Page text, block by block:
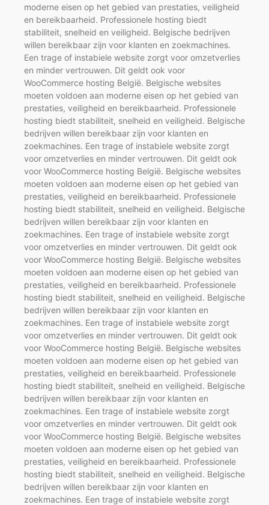
moderne eisen op het gebied van prestaties, veiligheid
en bereikbaarheid. Professionele hosting biedt
stabiliteit, snelheid en veiligheid. Belgische bedrijven
willen bereikbaar zijn voor klanten en zoekmachines.
Een trage of instabiele website zorgt voor omzetverlies
en minder vertrouwen. Dit geldt ook voor
WooCommerce hosting België. Belgische websites
moeten voldoen aan moderne eisen op het gebied van
prestaties, veiligheid en bereikbaarheid. Professionele
hosting biedt stabiliteit, snelheid en veiligheid. Belgische
bedrijven willen bereikbaar zijn voor klanten en
zoekmachines. Een trage of instabiele website zorgt
voor omzetverlies en minder vertrouwen. Dit geldt ook
voor WooCommerce hosting België. Belgische websites
moeten voldoen aan moderne eisen op het gebied van
prestaties, veiligheid en bereikbaarheid. Professionele
hosting biedt stabiliteit, snelheid en veiligheid. Belgische
bedrijven willen bereikbaar zijn voor klanten en
zoekmachines. Een trage of instabiele website zorgt
voor omzetverlies en minder vertrouwen. Dit geldt ook
voor WooCommerce hosting België. Belgische websites
moeten voldoen aan moderne eisen op het gebied van
prestaties, veiligheid en bereikbaarheid. Professionele
hosting biedt stabiliteit, snelheid en veiligheid. Belgische
bedrijven willen bereikbaar zijn voor klanten en
zoekmachines. Een trage of instabiele website zorgt
voor omzetverlies en minder vertrouwen. Dit geldt ook
voor WooCommerce hosting België. Belgische websites
moeten voldoen aan moderne eisen op het gebied van
prestaties, veiligheid en bereikbaarheid. Professionele
hosting biedt stabiliteit, snelheid en veiligheid. Belgische
bedrijven willen bereikbaar zijn voor klanten en
zoekmachines. Een trage of instabiele website zorgt
voor omzetverlies en minder vertrouwen. Dit geldt ook
voor WooCommerce hosting België. Belgische websites
moeten voldoen aan moderne eisen op het gebied van
prestaties, veiligheid en bereikbaarheid. Professionele
hosting biedt stabiliteit, snelheid en veiligheid. Belgische
bedrijven willen bereikbaar zijn voor klanten en
zoekmachines. Een trage of instabiele website zorgt